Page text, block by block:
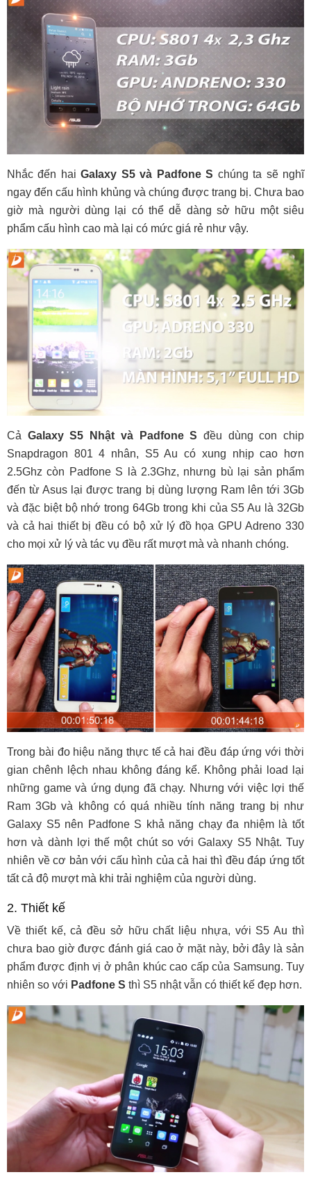
Nhắc đến haiGalaxy S5 và Padfone S chúng ta sẽ nghĩ
ngay đến cấu hình khủng và chúng được trang bị. Chưa bao
giờ mà người dùng lại có thể dễ dàng sở hữu một siêu
phẩm cấu hình cao mà lại có mức giá rẻ như vậy.
Cả Galaxy S5 Nhật và Padfone S đều dùng con chip
Snapdragon 801 4 nhân, S5 Au có xung nhịp cao hơn
2.5Ghz còn Padfone S là 2.3Ghz, nhưng bù lại sản phẩm
đến từ Asus lại được trang bị dùng lượng Ram lên tới 3Gb
và đặc biệt bộ nhớ trong 64Gb trong khi của S5 Au là 32Gb
và cả hai thiết bị đều có bộ xử lý đồ họa GPU Adreno 330
cho mọi xử lý và tác vụ đều rất mượt mà và nhanh chóng.
Trong bài đo hiệu năng thực tế cả hai đều đáp ứng với thời
gian chênh lệch nhau không đáng kể. Không phải load lại
những game và ứng dụng đã chạy. Nhưng với việc lợi thế
Ram 3Gb và không có quá nhiều tính năng trang bị như
Galaxy S5 nên Padfone S khả năng chạy đa nhiệm là tốt
hơn và dành lợi thế một chút so với Galaxy S5 Nhật. Tuy
nhiên về cơ bản với cấu hình của cả hai thì đều đáp ứng tốt
tất cả độ mượt mà khi trải nghiệm của người dùng.
2. Thiết kế
Về thiết kế, cả đều sở hữu chất liệu nhựa, với S5 Au thì
chưa bao giờ được đánh giá cao ở mặt này, bởi đây là sản
phẩm được định vị ở phân khúc cao cấp của Samsung. Tuy
nhiên so với Padfone S thì S5 nhật vẫn có thiết kế đẹp hơn.